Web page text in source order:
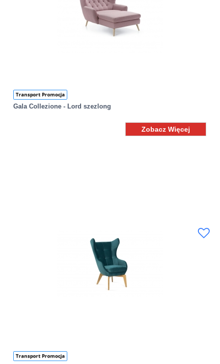
Transport Promocja
Gala Collezione - Lord szezlong
Zobacz Więcej
Transport Promocja